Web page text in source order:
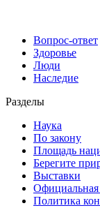
Вопрос-ответ
Здоровье
Люди
Наследие
Разделы
Наука
По закону
Площадь
Берегите
Выставки
Политика